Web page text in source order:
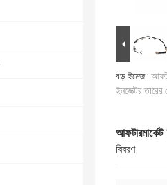
বড় ইমেজ :
ইনজেক্টর
বিবরণ